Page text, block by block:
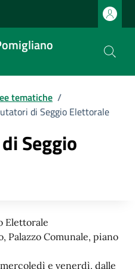
tematiche /
di Seggio Elettorale
Seggio
Elettorale
Palazzo Comunale, piano
e venerdì, dalle